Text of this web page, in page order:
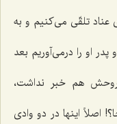
عناد تلقّى مى‌کنیم و به
او را درمى‌آوریم بعد
هم خبر نداشت،
اصلاً اینها در دو وادى